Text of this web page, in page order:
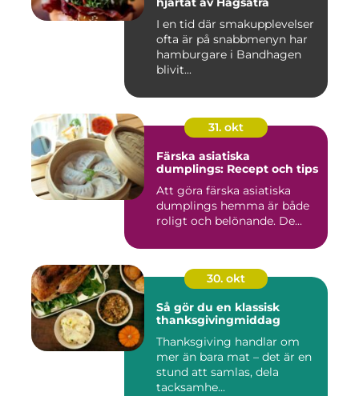
I en tid där smakupplevelser
ofta är på snabbmenyn har
hamburgare i Bandhagen
blivit...
31. okt
Färska asiatiska
dumplings: Recept och tips
Att göra färska asiatiska
dumplings hemma är både
roligt och belönande. De...
30. okt
Så gör du en klassisk
thanksgivingmiddag
Thanksgiving handlar om
mer än bara mat – det är en
stund att samlas, dela
tacksamhe...